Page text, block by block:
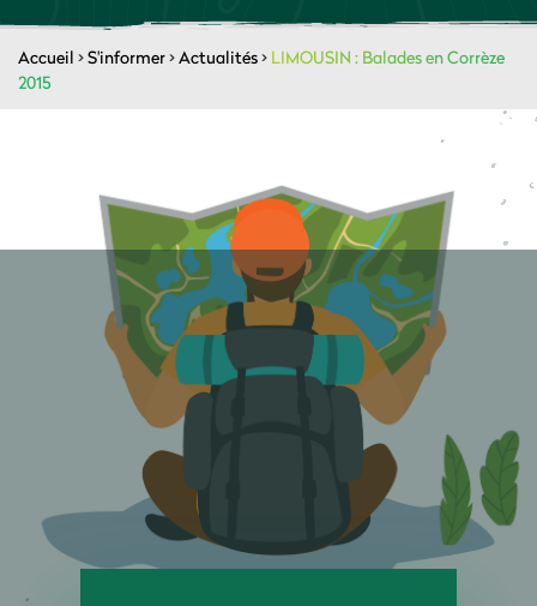
Accueil >S'informer>Actualités> LIMOUSIN : Balades en Corrèze
2015